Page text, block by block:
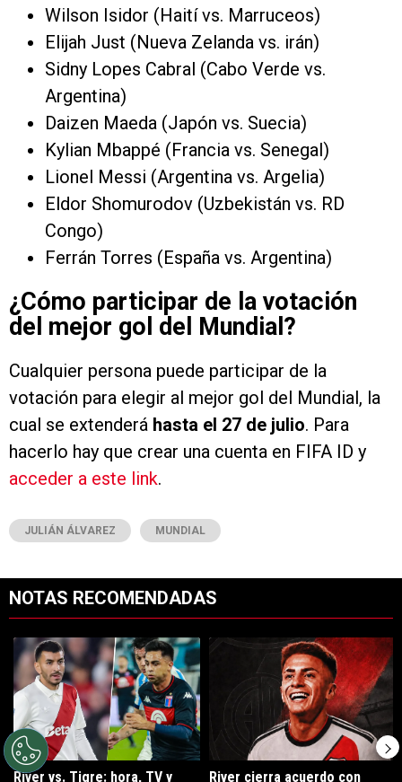
Wilson Isidor (Haití vs. Marruceos)
Elijah Just (Nueva Zelanda vs. irán)
Sidny Lopes Cabral (Cabo Verde vs.
Argentina)
Daizen Maeda (Japón vs. Suecia)
Kylian Mbappé (Francia vs. Senegal)
Lionel Messi (Argentina vs. Argelia)
Eldor Shomurodov (Uzbekistán vs. RD
Congo)
Ferrán Torres (España vs. Argentina)
¿Cómo participar de la votación
del mejor gol del Mundial?
Cualquier persona puede participar de la
votación para elegir al mejor gol del Mundial, la
cual se extenderá hasta el 27 de julio. Para
hacerlo hay que crear una cuenta en FIFA ID y
acceder a este link.
JULIÁN ÁLVAREZ MUNDIAL
NOTAS RECOMENDADAS
Un artículo de tendencia con el título "River vs. Tigre: hora, TV y
River vs. Tigre: hora, TV y
Un artículo de tendencia con el
River cierra acuerdo con